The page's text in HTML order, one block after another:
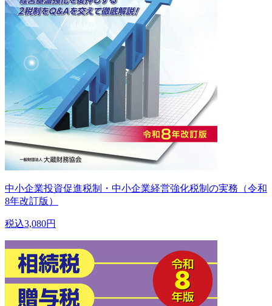
中小企業投資促進税制・中小企業経営強化税制の実務（令和
8年改訂版）
税込3,080円